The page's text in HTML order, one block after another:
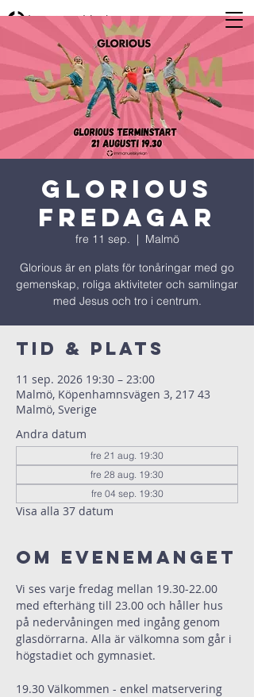
Glorious
Fredagar
fre 11 sep.
  |
Malmö
Glorious är en plats för tonåringar med go
gemenskap, roliga aktiviteter och samlingar
med Jesus och tro i centrum.
Tid & Plats
11 sep. 2026 19:30 – 23:00
Malmö, Köpenhamnsvägen 3, 217 43
Malmö, Sverige
Andra datum
fre 21 aug. 19:30
fre 28 aug. 19:30
fre 04 sep. 19:30
Visa alla 37 datum
Om evenemanget
Vi ses varje fredag mellan 19.30-22.00
med efterhäng till 23.00 och håller hus
på nedervåningen med ingång genom
glasdörrarna. Alla är välkomna som går i
högstadiet och gymnasiet.
19.30 Välkommen - enkel matservering